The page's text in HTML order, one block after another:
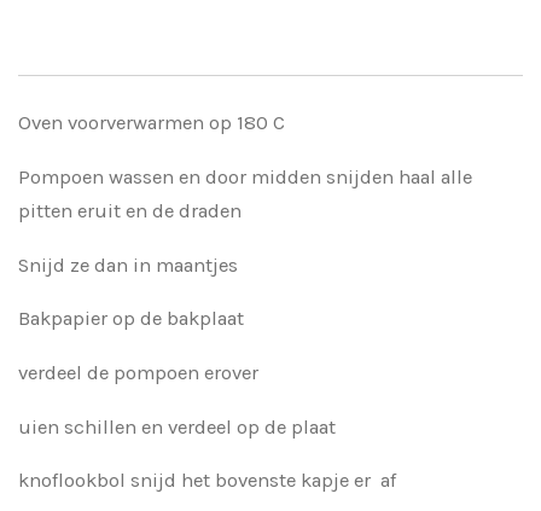
Oven voorverwarmen op 180 C
Pompoen wassen en door midden snijden haal alle
pitten eruit en de draden
Snijd ze dan in maantjes
Bakpapier op de bakplaat
verdeel de pompoen erover
uien schillen en verdeel op de plaat
knoflookbol snijd het bovenste kapje er af